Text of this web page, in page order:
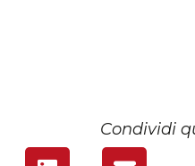
Condividi